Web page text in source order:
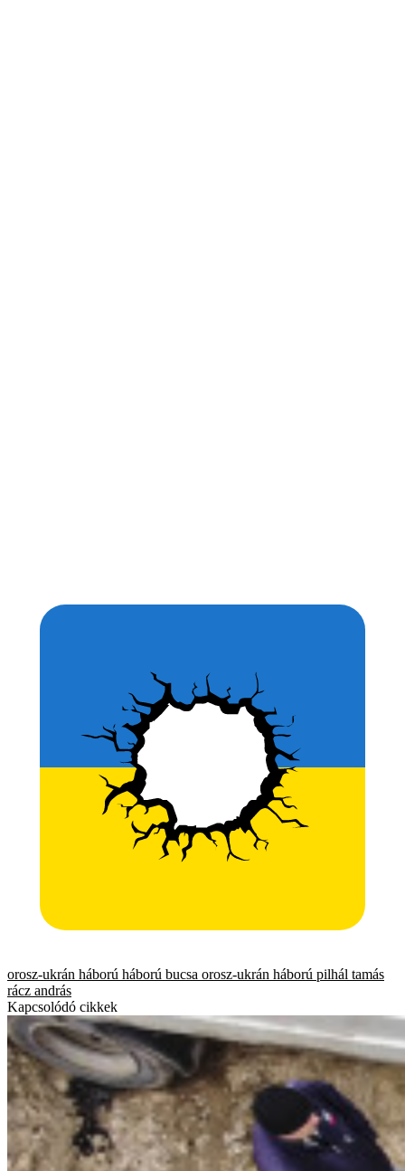
orosz-ukrán háború háború bucsa orosz-ukrán háború pilhál tamás
rácz andrás
Kapcsolódó cikkek